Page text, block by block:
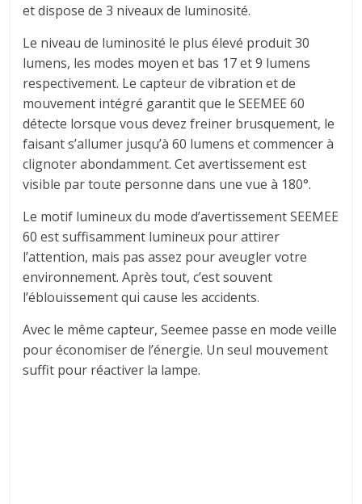
et dispose de 3 niveaux de luminosité.
Le niveau de luminosité le plus élevé produit 30
lumens, les modes moyen et bas 17 et 9 lumens
respectivement. Le capteur de vibration et de
mouvement intégré garantit que le SEEMEE 60
détecte lorsque vous devez freiner brusquement, le
faisant s’allumer jusqu’à 60 lumens et commencer à
clignoter abondamment. Cet avertissement est
visible par toute personne dans une vue à 180°.
Le motif lumineux du mode d’avertissement SEEMEE
60 est suffisamment lumineux pour attirer
l’attention, mais pas assez pour aveugler votre
environnement. Après tout, c’est souvent
l’éblouissement qui cause les accidents.
Avec le même capteur, Seemee passe en mode veille
pour économiser de l’énergie. Un seul mouvement
suffit pour réactiver la lampe.